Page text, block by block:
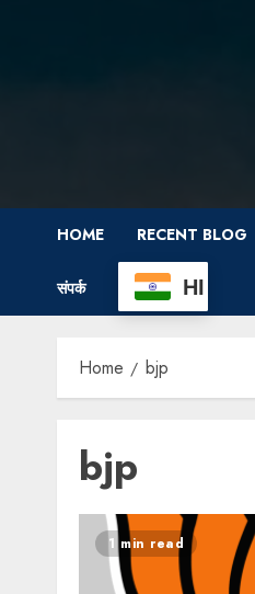
HOME RECENT BLOG
संपर्क HI
Home bjp
bjp
1 min read